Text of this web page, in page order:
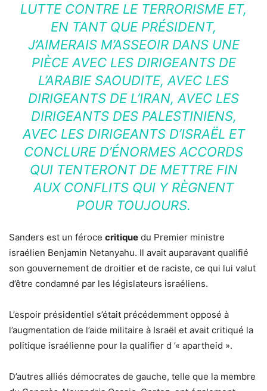
LUTTE CONTRE LE TERRORISME ET,
EN TANT QUE PRÉSIDENT,
J’AIMERAIS M’ASSEOIR DANS UNE
PIÈCE AVEC LES DIRIGEANTS DE
L’ARABIE SAOUDITE, AVEC LES
DIRIGEANTS DE L’IRAN, AVEC LES
DIRIGEANTS DES PALESTINIENS,
AVEC LES DIRIGEANTS D’ISRAËL ET
CONCLURE D’ÉNORMES ACCORDS
QUI TENTERONT DE METTRE FIN
AUX CONFLITS QUI Y RÈGNENT
POUR TOUJOURS.
Sanders est un féroce critique du Premier ministre
israélien Benjamin Netanyahu. Il avait auparavant qualifié
son gouvernement de droitier et de raciste, ce qui lui valut
d’être condamné par les législateurs israéliens.
L’espoir présidentiel s’était précédemment opposé à
l’augmentation de l’aide militaire à Israël et avait critiqué la
politique israélienne pour la qualifier d ’« apartheid ».
D’autres alliés démocrates de gauche, telle que la membre